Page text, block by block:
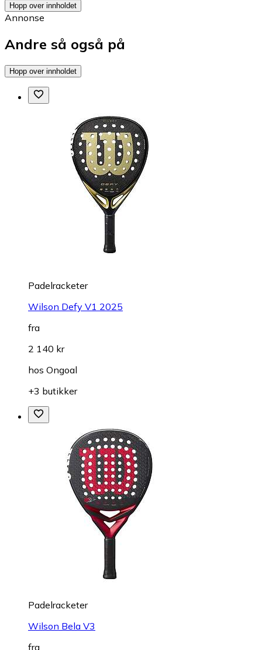
Hopp over innholdet
Annonse
Andre så også på
Hopp over innholdet
Padelracketer
Wilson Defy V1 2025
fra
2 140 kr
hos Ongoal
+3 butikker
Padelracketer
Wilson Bela V3
fra